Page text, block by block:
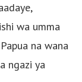
wa umma
na wana
ngazi ya